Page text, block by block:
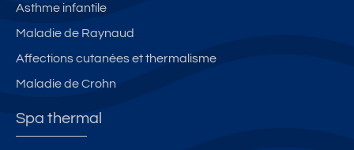
Asthme infantile
Maladie de Raynaud
Affections cutanées et thermalisme
Maladie de Crohn
Spa thermal